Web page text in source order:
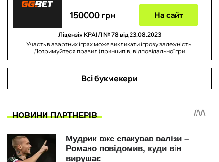
150000 грн На сайт
Ліцензія КРАІЛ № 78 від 23.08.2023
Участь в азартних іграх може викликати ігрову залежність.
Дотримуйтеся правил (принципів) відповідальної гри
Всі букмекери